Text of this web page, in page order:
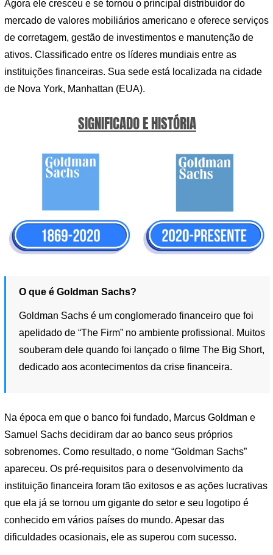
Agora ele cresceu e se tornou o principal distribuidor do
mercado de valores mobiliários americano e oferece serviços
de corretagem, gestão de investimentos e manutenção de
ativos. Classificado entre os líderes mundiais entre as
instituições financeiras. Sua sede está localizada na cidade
de Nova York, Manhattan (EUA).
SIGNIFICADO E HISTÓRIA
O que é Goldman Sachs?
Goldman Sachs é um conglomerado financeiro que foi
apelidado de “The Firm” no ambiente profissional. Muitos
souberam dele quando foi lançado o filme The Big Short,
dedicado aos acontecimentos da crise financeira.
Na época em que o banco foi fundado, Marcus Goldman e
Samuel Sachs decidiram dar ao banco seus próprios
sobrenomes. Como resultado, o nome “Goldman Sachs”
apareceu. Os pré-requisitos para o desenvolvimento da
instituição financeira foram tão exitosos e as ações lucrativas
que ela já se tornou um gigante do setor e seu logotipo é
conhecido em vários países do mundo. Apesar das
dificuldades ocasionais, ele as superou com sucesso.